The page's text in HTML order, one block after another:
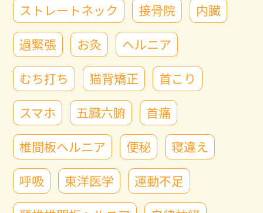
ストレートネック
接骨院
内臓
過緊張
お灸
ヘルニア
むち打ち
猫背矯正
首こり
スマホ
五臓六腑
首痛
椎間板ヘルニア
便秘
寝違え
呼吸
東洋医学
運動不足